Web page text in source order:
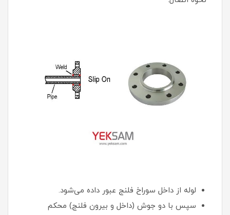
لوله از داخل سوراخ فلنج عبور داده می‌شود.
سپس با دو جوش (داخل و بیرون فلنج) محکم